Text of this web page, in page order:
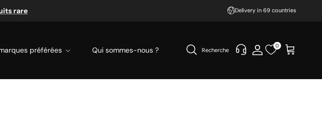
rare Delivery in 69 countries
préférées Qui sommes-nous ? Recherche
0